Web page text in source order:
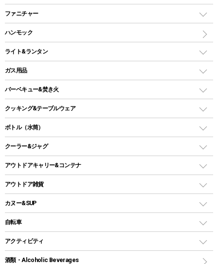
ツールームテント
ワンポールテント
シェルターテント
ロッジ型・オリジナルテント
タープ
スクエアタープ（レクタタープ）
メッシュタープ
自立式タープ
パラソル
テントアクセサリー
ペグ
グランドシート
ガイドロープ
ツール
インナーシュラフ
キャンピングベッド・コット
インフレータブルマット
ファニチャー
アウトドアテーブル
レジャーシート
ハンモック
ライト&ランタン
LEDランタン
ガスランタン
オイルランタン
LEDライト
ヘッドライト
キャンドル
ガス用品
ガスバーナー
ガス缶
ガストーチ、ライター
バーベキュー&焚き火
バーベキューコンロ、グリル
焚き火台タイプ（ロースタイル）グリル
卓上タイプグリル
パーティータイプグリル
鉄板、アミ
焚き火台&ストーブ
火起こし
クッキング&テーブルウェア
ダッチオーブン
ホットサンドメーカー
クッカーセット
シェラカップ
クッキングツール
ナイフ
ボトル（水筒）
ステンレスボトル
コップ付きタイプ
ワンタッチタイプ
プラスチックボトル
ディズニーボトル
クーラー&ジャグ
クーラーボックス
クーラーバッグ
ウォータージャグ
保冷剤
アウトドアキャリー&コンテナ
アウトドアキャリー
アウトドア雑貨
バックパック&バッグ
リュック、バックパック
トートバッグ、サコッシュ
ショッピングキャリー
カヌー&SUP
インフレータブル
カヤック
自転車
折りたたみ自転車
スポーツサイクル
アクティビティ
マリン
酒類・Alcoholic Beverages